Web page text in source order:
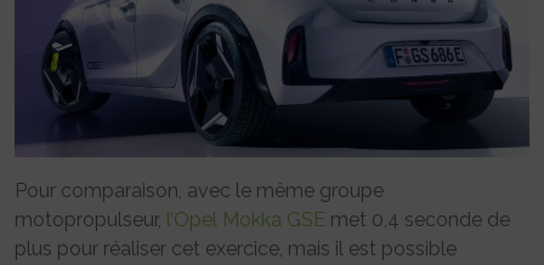
Pour comparaison, avec le même groupe
motopropulseur, l’Opel Mokka GSE met 0,4 seconde de
plus pour réaliser cet exercice, mais il est possible